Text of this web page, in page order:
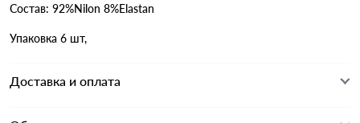
Состав: 92%Nilon 8%Elastan
Упаковка 6 шт,
Доставка и оплата